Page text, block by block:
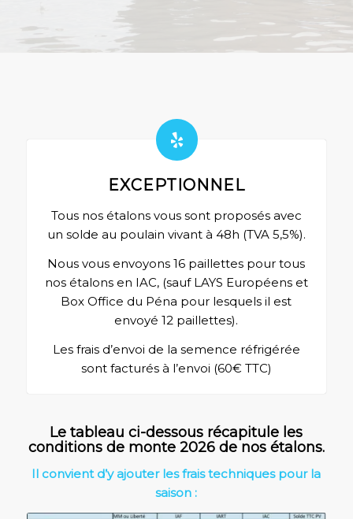
EXCEPTIONNEL
Tous nos étalons vous sont proposés avec
un solde au poulain vivant à 48h (TVA 5,5%).
Nous vous envoyons 16 paillettes pour tous
nos étalons en IAC, (sauf LAYS Européens et
Box Office du Péna pour lesquels il est
envoyé 12 paillettes).
Les frais d’envoi de la semence réfrigérée
sont facturés à l’envoi (60€ TTC)
Le tableau ci-dessous récapitule les
conditions de monte 2026 de nos étalons.
Il convient d’y ajouter les frais techniques pour la
saison :